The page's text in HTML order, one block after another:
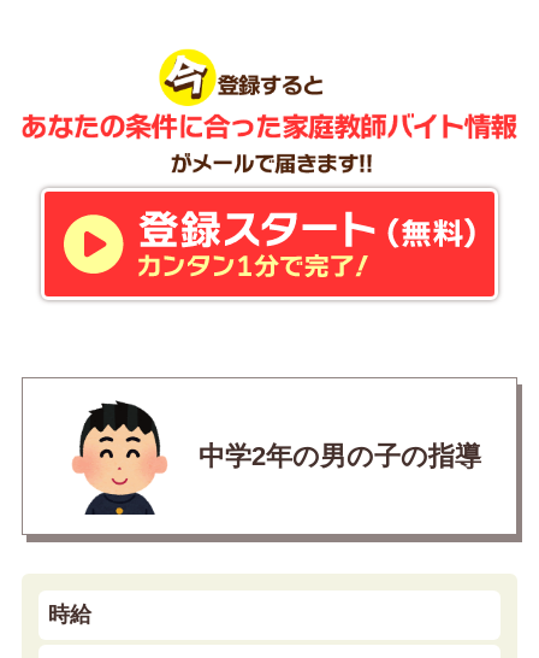
中学2年の男の子の指導
時給